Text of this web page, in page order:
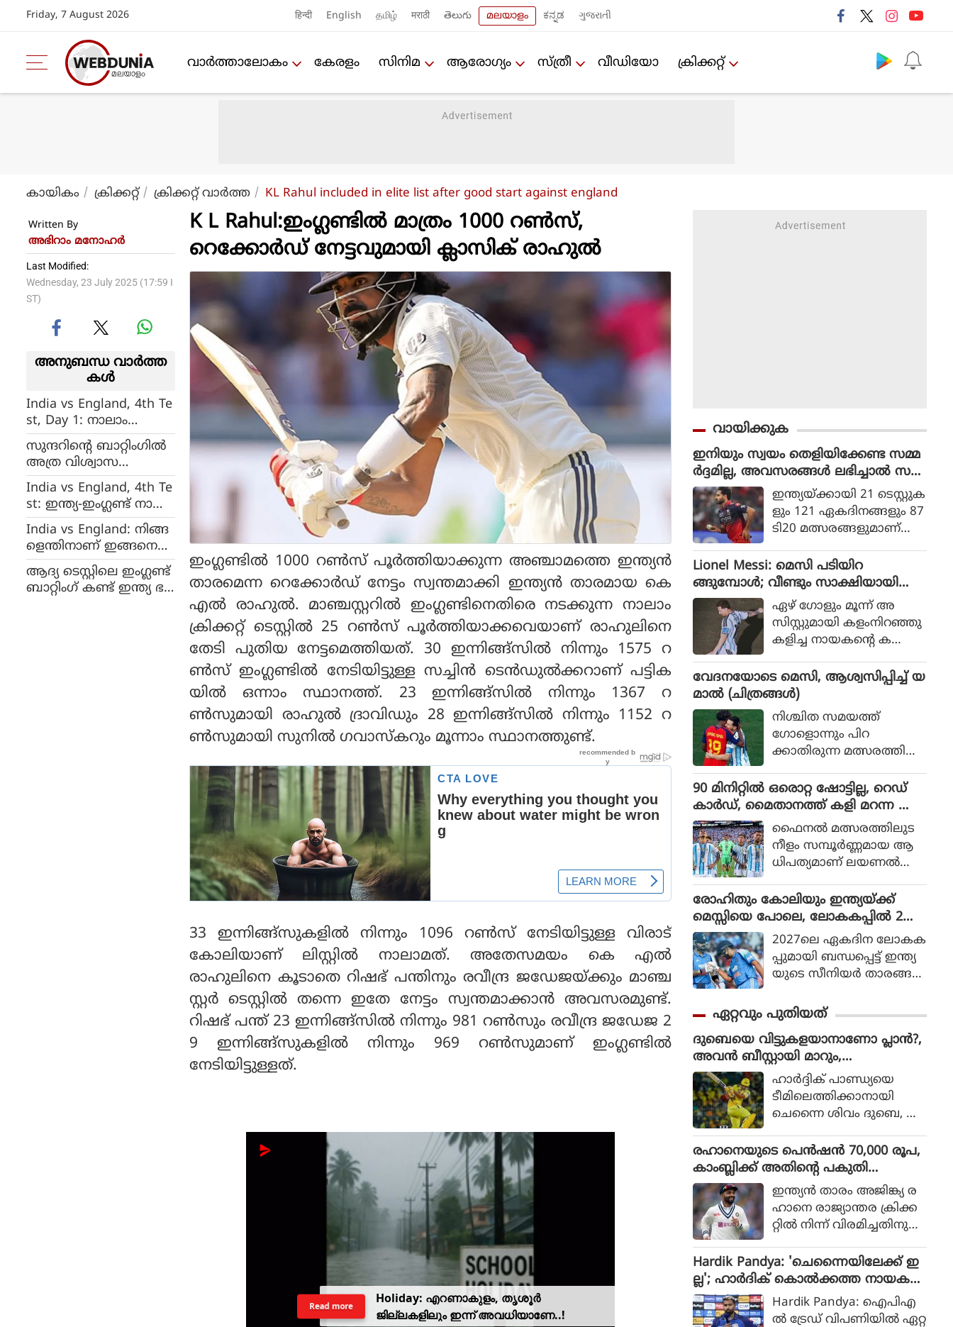
Friday, 7 August 2026 हिन्दी English தமிழ் मराठी తెలుగు മലയാളം ಕನ್ನಡ ગુજરાતી
വാര്‍ത്താലോകം കേരളം സിനിമ ആരോഗ്യം സ്ത്രീ വീഡിയോ ക്രിക്കറ്റ്‌
കായികം ക്രിക്കറ്റ്‌ ക്രിക്കറ്റ്‌ വാര്‍ത്ത KL Rahul included in elite list after good start against england
Written By
അഭിറാം മനോഹർ
Last Modified:
Wednesday, 23 July 2025 (17:59 I
ST)
അനുബന്ധ വാര്‍ത്ത
കള്‍
India vs England, 4th Te
st, Day 1: നാലാം
ടെസ്റ്റിൽ നന്നായി തുട
ങ്ങി ഇന്ത്യ, ഉച്ചഭക്ഷണ
ത്തിന് പിരിയുമ്പോൾ
വിക്കറ്റ് നഷ്ടമില്ലാതെ 7
8 റൺസ്
സുന്ദറിന്റെ ബാറ്റിംഗില്‍
അത്ര വിശ്വാസ
മുണ്ടെങ്കില്‍ അവനെ
മൂന്നാം നമ്പറില്‍ ഇറ
ക്കു, നിര്‍ദേശവുമായി
അശ്വിന്‍
India vs England, 4th Te
st: ഇന്ത്യ-ഇംഗ്ലണ്ട് നാലാം
ടെസ്റ്റ് ഇന്നുമുതല്‍
മാഞ്ചസ്റ്ററില്‍; കരുണ്‍
നായര്‍ ബെഞ്ചില്‍,
ബുംറ കളിക്കും
India vs England: നിങ്ങ
ളെന്തിനാണ് ഇങ്ങനെ
സൗഹൃദം കാണിക്കുന്ന
തെന്ന് മക്കല്ലം ചോദിച്ചു,
മൂന്നാം ദിവസം നടന്ന
ആദ്യ ടെസ്റ്റിലെ ഇംഗ്ലണ്ട്
ബാറ്റിംഗ് കണ്ട് ഇന്ത്യ ഭ
K L Rahul:ഇംഗ്ലണ്ടിൽ മാത്രം 1000 റൺസ്,
റെക്കോർഡ് നേട്ടവുമായി ക്ലാസിക് രാഹുൽ
ഇംഗ്ലണ്ടില്‍ 1000 റണ്‍സ് പൂര്‍ത്തിയാക്കുന്ന അഞ്ചാമത്തെ ഇന്ത്യന്‍
താരമെന്ന റെക്കോര്‍ഡ് നേട്ടം സ്വന്തമാക്കി ഇന്ത്യന്‍ താരമായ കെ
എല്‍ രാഹുല്‍. മാഞ്ചസ്റ്ററില്‍ ഇംഗ്ലണ്ടിനെതിരെ നടക്കുന്ന നാലാം
ക്രിക്കറ്റ് ടെസ്റ്റില്‍ 25 റണ്‍സ് പൂര്‍ത്തിയാക്കവെയാണ് രാഹുലിനെ
തേടി പുതിയ നേട്ടമെത്തിയത്. 30 ഇന്നിങ്ങ്‌സില്‍ നിന്നും 1575 റ
ണ്‍സ് ഇംഗ്ലണ്ടില്‍ നേടിയിട്ടുള്ള സച്ചിന്‍ ടെന്‍ഡുല്‍ക്കറാണ് പട്ടിക
യില്‍ ഒന്നാം സ്ഥാനത്ത്. 23 ഇന്നിങ്ങ്‌സില്‍ നിന്നും 1367 റ
ണ്‍സുമായി രാഹുല്‍ ദ്രാവിഡും 28 ഇന്നിങ്ങ്‌സില്‍ നിന്നും 1152 റ
ണ്‍സുമായി സുനില്‍ ഗവാസ്‌കറും മൂന്നാം സ്ഥാനത്തുണ്ട്.
33 ഇന്നിങ്ങ്‌സുകളില്‍ നിന്നും 1096 റണ്‍സ് നേടിയിട്ടുള്ള വിരാട്
കോലിയാണ് ലിസ്റ്റില്‍ നാലാമത്. അതേസമയം കെ എല്‍
രാഹുലിനെ കൂടാതെ റിഷഭ് പന്തിനും രവീന്ദ്ര ജഡേജയ്ക്കും മാഞ്ച
സ്റ്റര്‍ ടെസ്റ്റില്‍ തന്നെ ഇതേ നേട്ടം സ്വന്തമാക്കാന്‍ അവസരമുണ്ട്.
റിഷഭ് പന്ത് 23 ഇന്നിങ്ങ്‌സില്‍ നിന്നും 981 റണ്‍സും രവീന്ദ്ര ജഡേജ 2
9 ഇന്നിങ്ങ്‌സുകളില്‍ നിന്നും 969 റണ്‍സുമാണ് ഇംഗ്ലണ്ടില്‍
നേടിയിട്ടുള്ളത്.
Holiday: എറണാകുളം, തൃശൂർ
ജില്ലകളിലും ഇന്ന് അവധിയാണേ..!
Read more
വായിക്കുക
ഇനിയും സ്വയം തെളിയിക്കേണ്ട സമ്മ
ർദ്ദമില്ല, അവസരങ്ങൾ ലഭിച്ചാൽ സ
ന്തോഷം അത്രമാത്രം : ഭുവനേശ്വർ
കുമാർ
ഇന്ത്യയ്ക്കായി 21 ടെസ്റ്റുക
ളും 121 ഏകദിനങ്ങളും 87
ടി20 മത്സരങ്ങളുമാണ്
ളിച്ചിട്ടുള്ളത്.
Lionel Messi: മെസി പടിയിറ
ങ്ങുമ്പോൾ; വീണ്ടും സാക്ഷിയായി
മെറ്റ്‌ലൈഫ് ഏഴ് ഗോളും മൂന്ന് അ
സിസ്റ്റുമായി കളംനിറഞ്ഞു
കളിച്ച നായകന്റെ ക
36 വർഷങ്ങൾക്കു ശേഷം
വിശ്വകിരീടം
വേദനയോടെ മെസി, ആശ്വസിപ്പിച്ച് യ
മാൽ (ചിത്രങ്ങൾ)
നിശ്ചിത സമയത്ത്
ഗോളൊന്നും പിറ
ക്കാതിരുന്ന മത്സരത്തിൽ
സ്‌പെയിൻ ഗോൾ നേടിയ
ത്
90 മിനിറ്റിൽ ഒരൊറ്റ ഷോട്ടില്ല, റെഡ്
കാർഡ്, മൈതാനത്ത് കളി മറന്ന അർ
ജൻ്റീന, സ്പെയിനിന് മാത്രം അർഹത
പ്പെട്ട കിരീടം
ഫൈനല്‍ മത്സരത്തിലുട
നീളം സമ്പൂര്‍ണ്ണമായ ആ
ധിപത്യമാണ് ലയണല്‍
യുടെ മുകളില്‍ സ്‌പെയിന്‍
ചെലുത്തിയത്.
രോഹിതും കോലിയും ഇന്ത്യയ്ക്ക്
മെസ്സിയെ പോലെ, ലോകകപ്പിൽ 2
പേരും കളിക്കണമെന്ന് മുഹമ്മദ്
കൈഫ്
2027ലെ ഏകദിന ലോകക
പ്പുമായി ബന്ധപ്പെട്ട് ഇന്ത്യ
യുടെ സീനിയര്‍ താരങ്ങ
യുടെയും വിരാട്
കോലിയുടെയും ഭാവിയെ
സംബന്ധിച്ചുള്ള ചര്‍ച്ചകള്‍
കൊഴുക്കുന്നതിനിടെ വിഷ
യത്തില്‍ പ്രതികരണ
വുമായി മുന്‍ ഇന്ത്യന്‍
താരം മുഹമ്മദ് കൈഫ്.
ഏറ്റവും പുതിയത്
ദുബെയെ വിട്ടുകളയാനാണോ പ്ലാൻ?,
അവൻ ബീസ്റ്റായി മാറും,
ചെന്നൈയ്ക്ക് മുന്നറിയിപ്പ് നൽകി അ
ശ്വിൻ
ഹാര്‍ദ്ദിക് പാണ്ഡ്യയെ
ടീമിലെത്തിക്കാനായി
ചെന്നൈ ശിവം ദുബെ, ഖ
ങ്ങളെ വിട്ടുനല്‍കുമെന്ന്
കഴിഞ്ഞ ദിവസങ്ങളില്‍
റിപ്പോര്‍ട്ടുക
ളുണ്ടായിരുന്നു. എന്നാല്‍
ചെന്നൈ ദുബെയെ
കൈവിട്ടാല്‍ അതൊരു വ
ലിയ നഷ്ടമാകുമെന്നാണ്
മുന്‍ ചെന്നൈ സൂപ്പര്‍
കിങ്ങ്‌സ് താരം കൂടിയായ
ആര്‍ അശ്വിന്‍ പറയുന്നത്.
രഹാനെയുടെ പെൻഷൻ 70,000 രൂപ,
കാംബ്ലിക്ക് അതിന്റെ പകുതി
പോലുമില്ല; കാരണം ഇതാണ്
ഇന്ത്യൻ താരം അജിങ്ക്യ ര
ഹാനെ രാജ്യാന്തര ക്രിക്ക
റ്റിൽ നിന്ന് വിരമിച്ചതിനു
യുടെ പെൻഷൻ സമ്പ്ര
ദായമാണ് സമൂഹമാധ്യമ
ങ്ങളിൽ ചർച്ച. ര
ഹാനെയ്ക്ക് ബിസിസിഐ
Hardik Pandya: 'ചെന്നൈയിലേക്ക് ഇ
ല്ല'; ഹാർദിക് കൊൽക്കത്ത നായക
ൻ?
Hardik Pandya: ഐപിഎ
ൽ ട്രേഡ് വിപണിയിൽ ഏറ്റ